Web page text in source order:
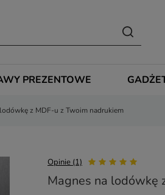
PREZENTOWE
z MDF-u z Twoim nadrukiem
Opinie (1)
Magnes na lodówkę